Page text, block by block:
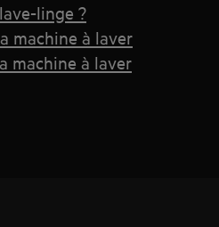
linge ?
machine à laver
machine à laver